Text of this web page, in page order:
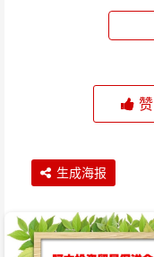
赞
生成海报